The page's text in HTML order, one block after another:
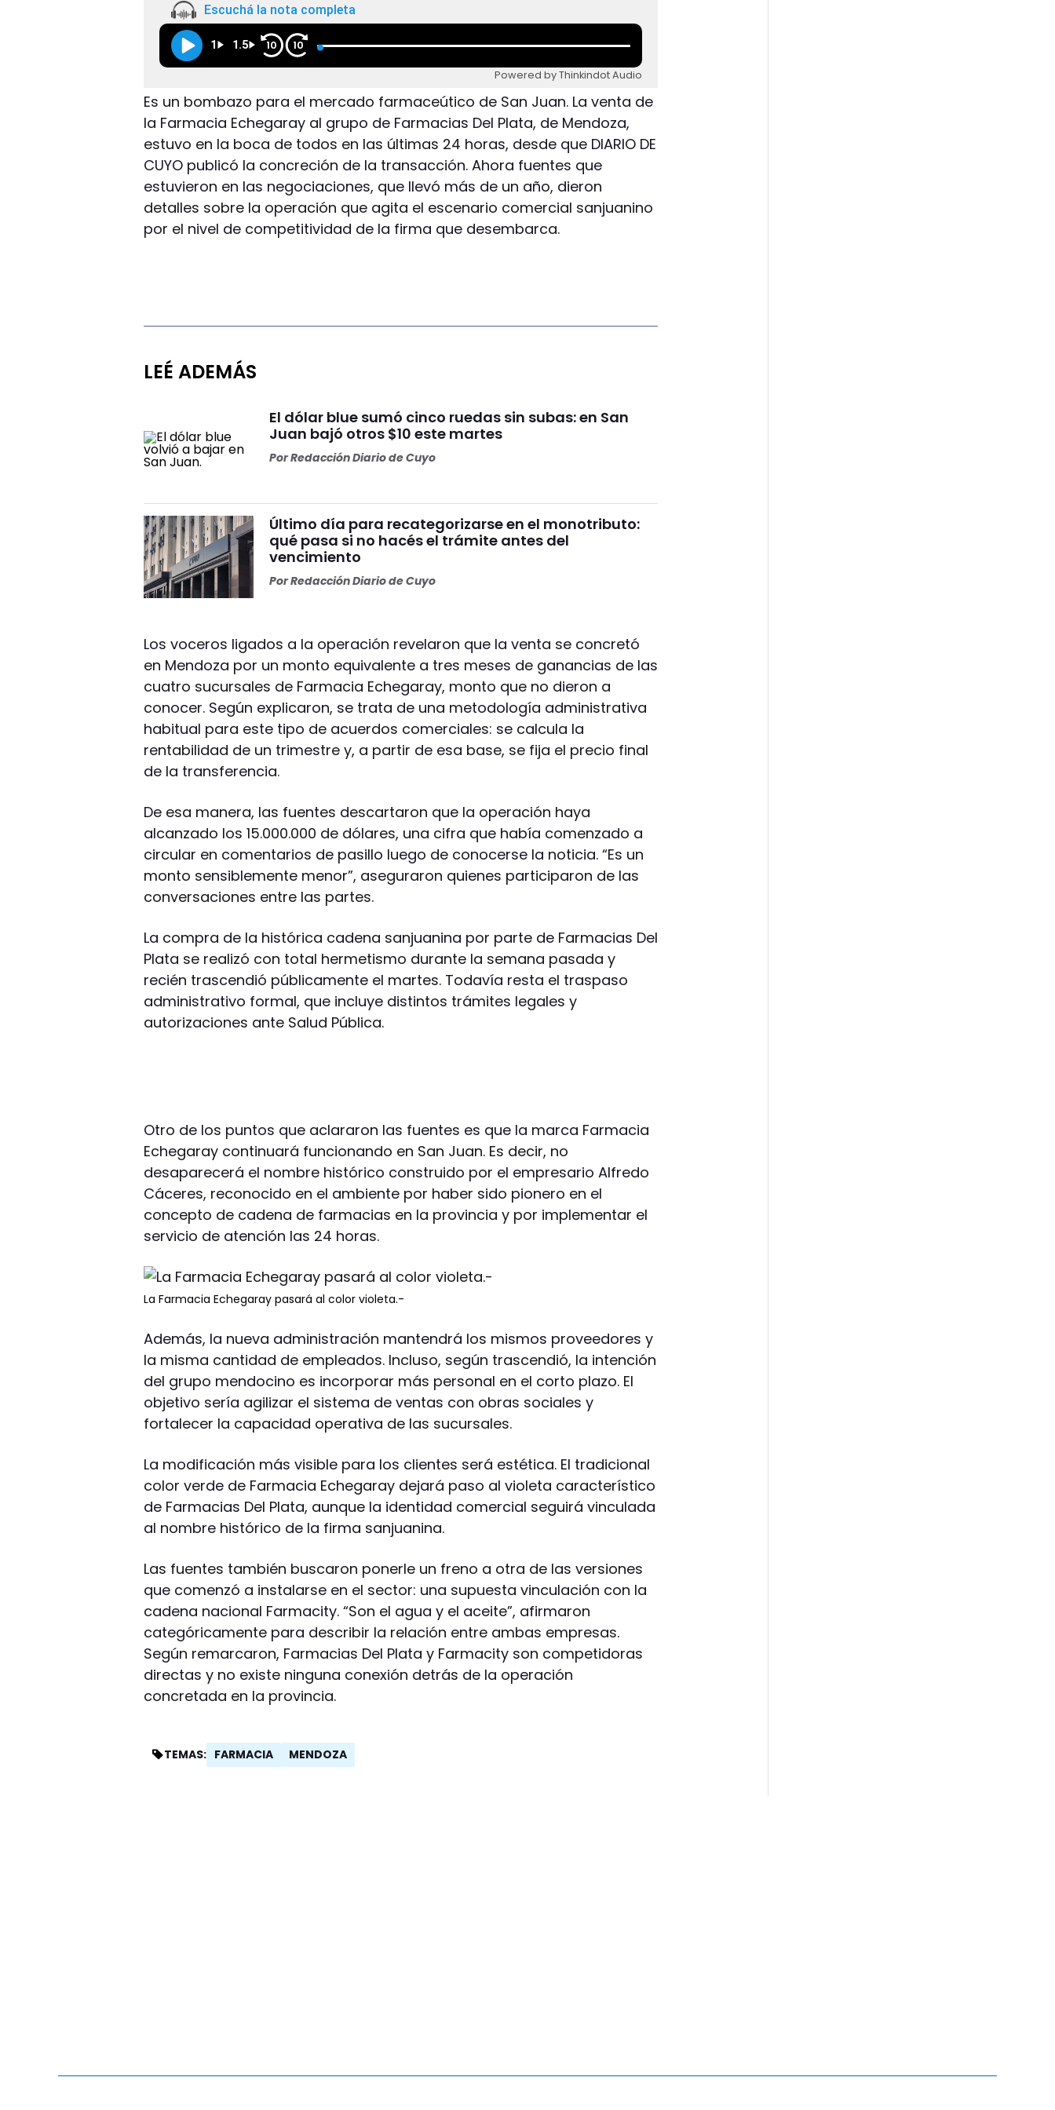
Escuchá la nota completa
1 1.5 10 10
Powered by Thinkindot Audio
Es un bombazo para el mercado farmaceútico de San Juan. La venta de
la Farmacia Echegaray al grupo de Farmacias Del Plata, de Mendoza,
estuvo en la boca de todos en las últimas 24 horas, desde que DIARIO DE
CUYO publicó la concreción de la transacción. Ahora fuentes que
estuvieron en las negociaciones, que llevó más de un año, dieron
detalles sobre la operación que agita el escenario comercial sanjuanino
por el nivel de competitividad de la firma que desembarca.
LEÉ ADEMÁS
El dólar blue sumó cinco ruedas sin subas: en San
Juan bajó otros $10 este martes
PorRedacción Diario de Cuyo
Último día para recategorizarse en el monotributo:
qué pasa si no hacés el trámite antes del
vencimiento
PorRedacción Diario de Cuyo
Los voceros ligados a la operación revelaron que la venta se concretó
en Mendoza por un monto equivalente a tres meses de ganancias de las
cuatro sucursales de Farmacia Echegaray, monto que no dieron a
conocer. Según explicaron, se trata de una metodología administrativa
habitual para este tipo de acuerdos comerciales: se calcula la
rentabilidad de un trimestre y, a partir de esa base, se fija el precio final
de la transferencia.
De esa manera, las fuentes descartaron que la operación haya
alcanzado los 15.000.000 de dólares, una cifra que había comenzado a
circular en comentarios de pasillo luego de conocerse la noticia. “Es un
monto sensiblemente menor”, aseguraron quienes participaron de las
conversaciones entre las partes.
La compra de la histórica cadena sanjuanina por parte de Farmacias Del
Plata se realizó con total hermetismo durante la semana pasada y
recién trascendió públicamente el martes. Todavía resta el traspaso
administrativo formal, que incluye distintos trámites legales y
autorizaciones ante Salud Pública.
Otro de los puntos que aclararon las fuentes es que la marca Farmacia
Echegaray continuará funcionando en San Juan. Es decir, no
desaparecerá el nombre histórico construido por el empresario Alfredo
Cáceres, reconocido en el ambiente por haber sido pionero en el
concepto de cadena de farmacias en la provincia y por implementar el
servicio de atención las 24 horas.
La Farmacia Echegaray pasará al color violeta.-
Además, la nueva administración mantendrá los mismos proveedores y
la misma cantidad de empleados. Incluso, según trascendió, la intención
del grupo mendocino es incorporar más personal en el corto plazo. El
objetivo sería agilizar el sistema de ventas con obras sociales y
fortalecer la capacidad operativa de las sucursales.
La modificación más visible para los clientes será estética. El tradicional
color verde de Farmacia Echegaray dejará paso al violeta característico
de Farmacias Del Plata, aunque la identidad comercial seguirá vinculada
al nombre histórico de la firma sanjuanina.
Las fuentes también buscaron ponerle un freno a otra de las versiones
que comenzó a instalarse en el sector: una supuesta vinculación con la
cadena nacional Farmacity. “Son el agua y el aceite”, afirmaron
categóricamente para describir la relación entre ambas empresas.
Según remarcaron, Farmacias Del Plata y Farmacity son competidoras
directas y no existe ninguna conexión detrás de la operación
concretada en la provincia.
TEMAS: FARMACIA MENDOZA